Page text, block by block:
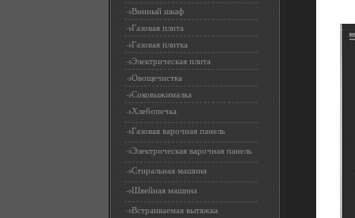
Винный шкаф
Газовая плита
Газовая плитка
Электрическая плита
Овощечистка
Соковыжималка
Хлебопечка
Газовая варочная панель
Электрическая варочная панель
Стиральная машина
Швейная машина
Встраиваемая вытяжка